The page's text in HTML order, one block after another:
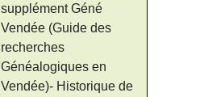
supplément Géné
Vendée (Guide des
recherches
Généalogiques en
Vendée)- Historique de